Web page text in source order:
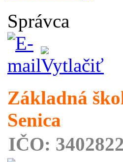
Správca
Základná
Senica
IČO: